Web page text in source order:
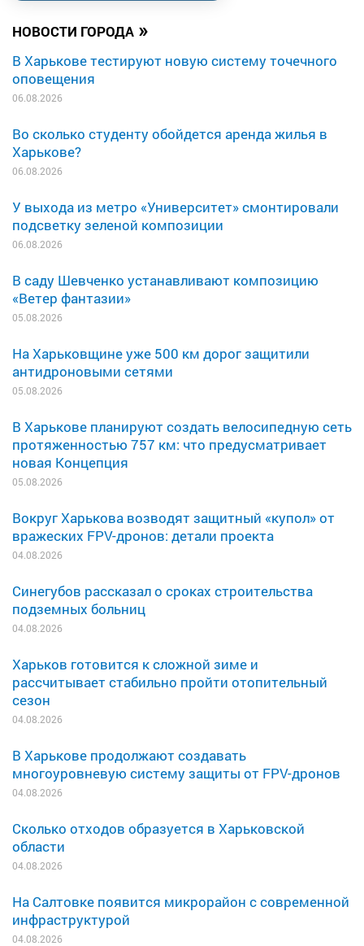
НОВОСТИ ГОРОДА »
В Харькове тестируют новую систему точечного
оповещения
06.08.2026
Во сколько студенту обойдется аренда жилья в
Харькове?
06.08.2026
У выхода из метро «Университет» смонтировали
подсветку зеленой композиции
06.08.2026
В саду Шевченко устанавливают композицию
«Ветер фантазии»
05.08.2026
На Харьковщине уже 500 км дорог защитили
антидроновыми сетями
05.08.2026
В Харькове планируют создать велосипедную сеть
протяженностью 757 км: что предусматривает
новая Концепция
05.08.2026
Вокруг Харькова возводят защитный «купол» от
вражеских FPV-дронов: детали проекта
04.08.2026
Синегубов рассказал о сроках строительства
подземных больниц
04.08.2026
Харьков готовится к сложной зиме и
рассчитывает стабильно пройти отопительный
сезон
04.08.2026
В Харькове продолжают создавать
многоуровневую систему защиты от FPV-дронов
04.08.2026
Сколько отходов образуется в Харьковской
области
04.08.2026
На Салтовке появится микрорайон с современной
инфраструктурой
04.08.2026